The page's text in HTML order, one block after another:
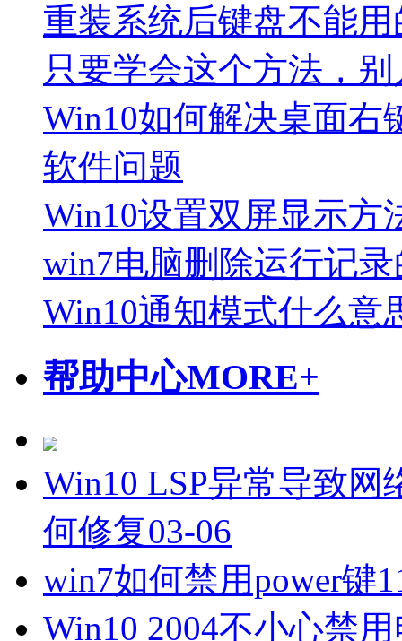
重装系统后键盘不能
只要学会这个方法，
Win10如何解决桌面右
软件问题
Win10设置双屏显示方
win7电脑删除运行记
Win10通知模式什么意
帮助中心MORE+
Win10 LSP异常导致网
何修复03-06
win7如何禁用power键
Win10 2004不小心禁